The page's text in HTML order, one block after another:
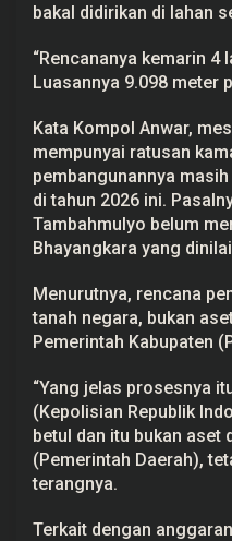
i
K
a
s
i
t
a
s
0
0
m
a
bakal didirikan di lahan
“Rencananya kemarin 4
Luasannya 9.098 meter
Kata Kompol Anwar,
mempunyai ratusan
pembangunannya
di tahun 2026 ini.
Tambahmulyo belum
Bhayangkara yang
Menurutnya, rencana
tanah negara, bukan
Pemerintah Kabupaten
“Yang jelas prosesnya
(Kepolisian Republik
betul dan itu bukan aset
(Pemerintah Daerah),
terangnya.
Terkait dengan